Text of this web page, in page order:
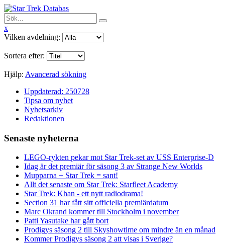
x
Vilken avdelning:
Sortera efter:
Hjälp: Avancerad sökning
Uppdaterad: 250728
Tipsa om nyhet
Nyhetsarkiv
Redaktionen
Senaste nyheterna
LEGO-rykten pekar mot Star Trek-set av USS Enterprise-D
Idag är det premiär för säsong 3 av Strange New Worlds
Mupparna + Star Trek = sant!
Allt det senaste om Star Trek: Starfleet Academy
Star Trek: Khan - ett nytt radiodrama!
Section 31 har fått sitt officiella premiärdatum
Marc Okrand kommer till Stockholm i november
Patti Yasutake har gått bort
Prodigys säsong 2 till Skyshowtime om mindre än en månad
Kommer Prodigys säsong 2 att visas i Sverige?